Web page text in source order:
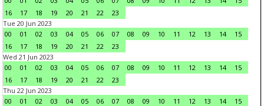
16
17 18 19 20 21 22
23
Tue 20 Jun 2023
00
01 02 03 04 05 06 07 08 09 10 11 12 13 14
15
16
17 18 19 20 21 22
23
Wed 21 Jun 2023
00
01 02 03 04 05 06 07 08 09 10 11 12 13 14
15
16
17 18 19 20 21 22
23
Thu 22 Jun 2023
00
01 02 03 04 05 06 07 08 09 10 11 12 13 14
15